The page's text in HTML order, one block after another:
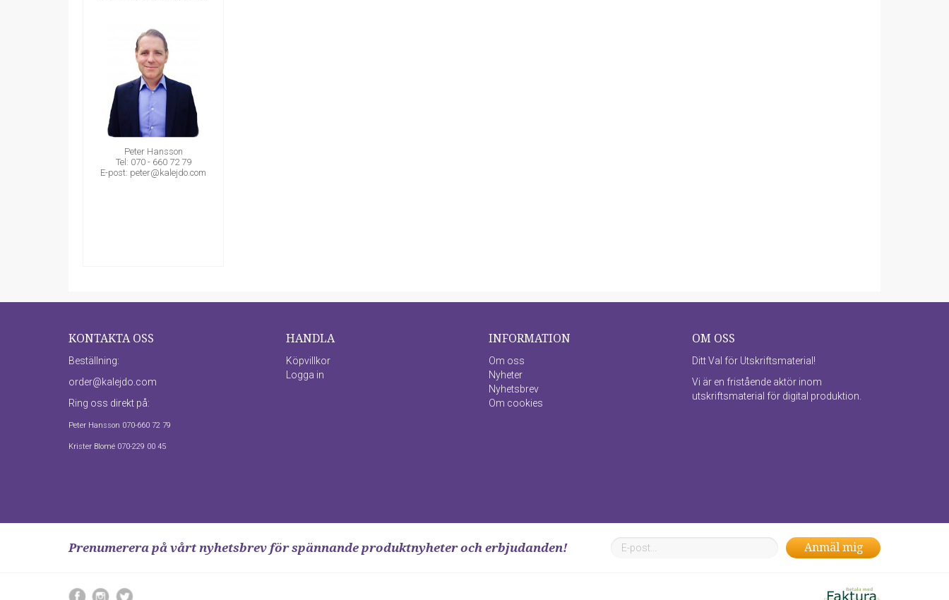
Peter Hansson
Tel: 070 - 660 72 79
E-post: peter@kalejdo.com
KONTAKTA OSS
Beställning:
order@kalejdo.com
Ring oss direkt på:
Peter Hansson 070-660 72 79
Krister Blomé 070-229 00 45
HANDLA
Köpvillkor
Logga in
INFORMATION
Om oss
Nyheter
Nyhetsbrev
Om cookies
OM OSS
Ditt Val för Utskriftsmaterial!
Vi är en fristående aktör inom
utskriftsmaterial för digital produktion.
Prenumerera på vårt nyhetsbrev för spännande produktnyheter och erbjudanden! Anmäl mig